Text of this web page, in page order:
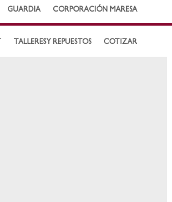
TALLERES Y REPUESTOS COTIZAR
GUARDIA CORPORACIÓN MARESA